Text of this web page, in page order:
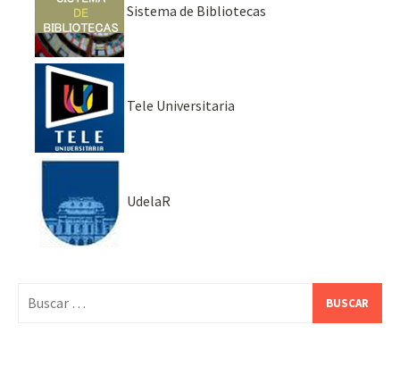
Sistema de Bibliotecas
Tele Universitaria
UdelaR